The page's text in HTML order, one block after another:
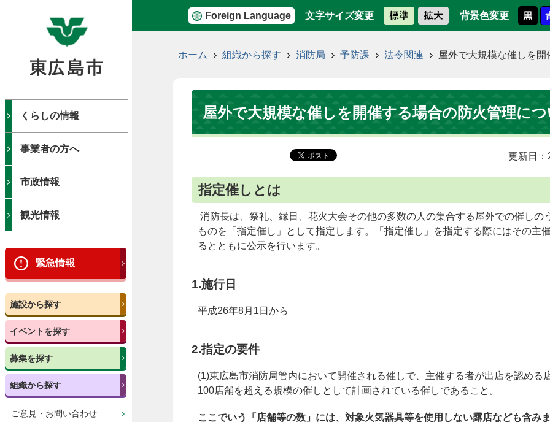
Foreign Language 文字サイズ変更 背景色変更
くらしの情報
事業者の方へ
市政情報
観光情報
緊急情報
施設から探す
イベントを探す
募集を探す
組織から探す
ご意見・お問い合わせ
ホーム 組織から探す 消防局 予防課 法令関連 屋外で大規模な催しを
屋外で大規模な催しを開催する場合の防火管理に
更新日
指定催しとは
消防長は、祭礼、縁日、花火大会その他の多数の人の集合する屋外での催しの
ものを「指定催し」として指定します。「指定催し」を指定する際にはその主
るとともに公示を行います。
1.施行日
平成26年8月1日から
2.指定の要件
(1)東広島市消防局管内において開催される催しで、主催する者が出店を認める
100店舗を超える規模の催しとして計画されている催しであること。
ここでいう「店舗等の数」には、対象火気器具等を使用しない露店なども含み